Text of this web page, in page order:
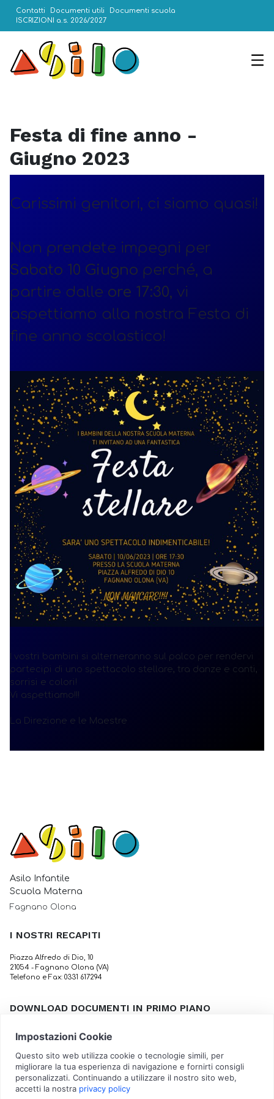
Contatti Documenti utili
Documenti scuola
ISCRIZIONI a.s. 2026/2027
Festa di fine anno -
Giugno 2023
Carissimi genitori, ci siamo quasi!
Non prendete impegni per
Sabato 10 Giugno perché, a
partire dalle ore 17:30, vi
aspettiamo alla nostra Festa di
fine anno scolastico!
I vostri bambini si alterneranno sul palco per rendervi
partecipi di uno spettacolo stellare, tra danze e canti,
sorrisi e colori!
Vi aspettiamo!!!
La Direzione e le Maestre
Asilo Infantile
Scuola Materna
Fagnano Olona
I NOSTRI RECAPITI
Piazza Alfredo di Dio, 10
21054 - Fagnano Olona (VA)
Telefono e Fax: 0331 617294
DOWNLOAD DOCUMENTI IN PRIMO PIANO
Calendario scolastico
Attestazione per rientrare a scuola
Sovvenzioni, sussidi, vantaggi, contributi o aiuti 2025